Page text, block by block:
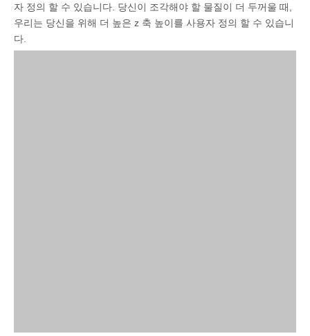
자 정의 할 수 있습니다. 당신이 조각해야 할 물질이 더 두꺼울 때,
우리는 당신을 위해 더 높은 z 축 높이를 사용자 정의 할 수 있습니
다.